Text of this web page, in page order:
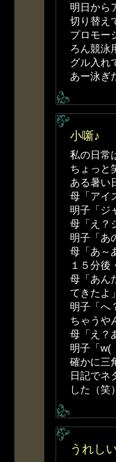
明日から
切り替
プロモー
ろん競泳
グル入れ
あー泳ぎ
小噺♪
私の日常
ちょっと
ある暑い
母「アイ
明子「ジ
母「え？
明子「あ
母「あ～
１５分後
母「あん
てきたよ」
明子「へ
ちゃうや
母「え？
明子「w(
確かに三
日記でネ
した（笑）
うれし